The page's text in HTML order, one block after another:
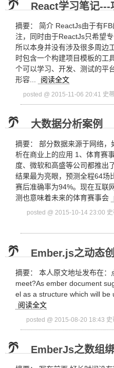
React学习笔记---
摘要： 简介 ReactJs由于有
注，同时由于ReactJs只希望
所以本身并没有涉及很多周边
时包含一个构建项目模板的工
个可以学习、开发、测试的平
形容...
阅读全文
posted @ 2015-11-06 20:41 史
大数据分析案例
摘要： 部分数据来源于网络
析在商业上的应用 1、体育赛
度、微软和高盛等公司都推出
结果最为亮眼，预测全程64场
赛后准确率为94%。现在互联
测也意味着未来的体育赛事会
posted @ 2015-10-14 23:00
Ember.js之动态
摘要： 本人原文地址发布在
meet?As ember document
el as a structure which will be
阅读全文
posted @ 2015-08-20 18:43 史
EmberJs之数组